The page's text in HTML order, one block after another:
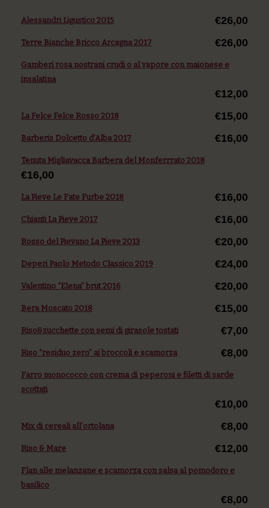
Alessandri Ligustico 2015 €26,00
Terre Bianche Bricco Arcagna 2017 €26,00
Gamberi rosa nostrani crudi o al vapore con maionese e
insalatina
€12,00
La Felce Felce Rosso 2018 €15,00
Barberis Dolcetto d’Alba 2017 €16,00
Tenuta Migliavacca Barbera del Monferrrato 2018
€16,00
La Pieve Le Fate Furbe 2018 €16,00
Chianti La Pieve 2017 €16,00
Rosso del Pievano La Pieve 2013 €20,00
Deperi Paolo Metodo Classico 2019 €24,00
Valentino “Elena” brut 2016 €20,00
Bera Moscato 2018 €15,00
Riso&zucchette con semi di girasole tostati €7,00
Riso “residuo zero” ai broccoli e scamorza €8,00
Farro monococco con crema di peperoni e filetti di sarde
scottati
€10,00
Mix di cereali all’ortolana €8,00
Riso & Mare €12,00
Flan alle melanzane e scamorza con salsa al pomodoro e
basilico
€8,00